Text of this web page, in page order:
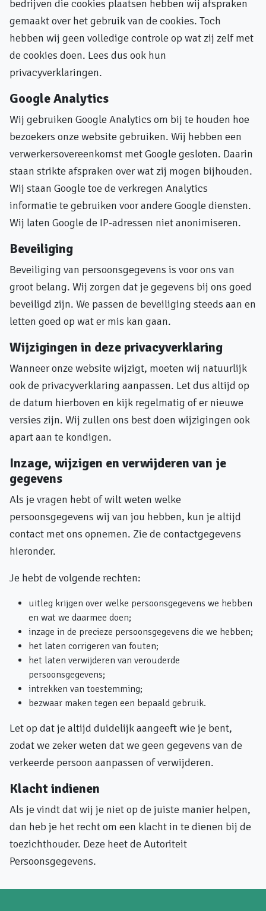
bedrijven die cookies plaatsen hebben wij afspraken
gemaakt over het gebruik van de cookies. Toch
hebben wij geen volledige controle op wat zij zelf met
de cookies doen. Lees dus ook hun
privacyverklaringen.
Google Analytics
Wij gebruiken Google Analytics om bij te houden hoe
bezoekers onze website gebruiken. Wij hebben een
verwerkersovereenkomst met Google gesloten. Daarin
staan strikte afspraken over wat zij mogen bijhouden.
Wij staan Google toe de verkregen Analytics
informatie te gebruiken voor andere Google diensten.
Wij laten Google de IP-adressen niet anonimiseren.
Beveiliging
Beveiliging van persoonsgegevens is voor ons van
groot belang. Wij zorgen dat je gegevens bij ons goed
beveiligd zijn. We passen de beveiliging steeds aan en
letten goed op wat er mis kan gaan.
Wijzigingen in deze privacyverklaring
Wanneer onze website wijzigt, moeten wij natuurlijk
ook de privacyverklaring aanpassen. Let dus altijd op
de datum hierboven en kijk regelmatig of er nieuwe
versies zijn. Wij zullen ons best doen wijzigingen ook
apart aan te kondigen.
Inzage, wijzigen en verwijderen van je
gegevens
Als je vragen hebt of wilt weten welke
persoonsgegevens wij van jou hebben, kun je altijd
contact met ons opnemen. Zie de contactgegevens
hieronder.
Je hebt de volgende rechten:
uitleg krijgen over welke persoonsgegevens we hebben
en wat we daarmee doen;
inzage in de precieze persoonsgegevens die we hebben;
het laten corrigeren van fouten;
het laten verwijderen van verouderde
persoonsgegevens;
intrekken van toestemming;
bezwaar maken tegen een bepaald gebruik.
Let op dat je altijd duidelijk aangeeft wie je bent,
zodat we zeker weten dat we geen gegevens van de
verkeerde persoon aanpassen of verwijderen.
Klacht indienen
Als je vindt dat wij je niet op de juiste manier helpen,
dan heb je het recht om een klacht in te dienen bij de
toezichthouder. Deze heet de Autoriteit
Persoonsgegevens.